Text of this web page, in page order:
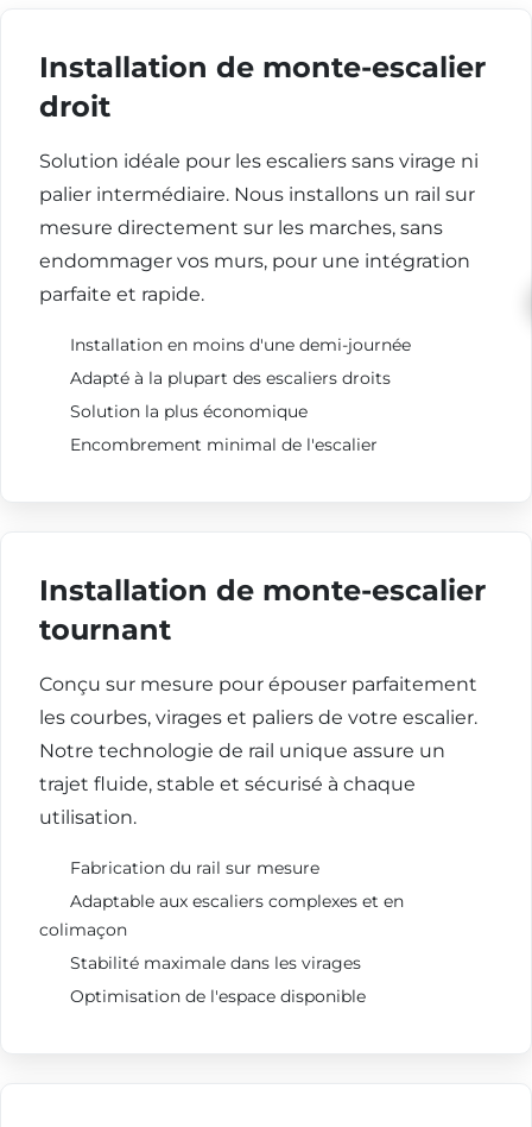
Installation de monte-escalier
droit
Solution idéale pour les escaliers sans virage ni
palier intermédiaire. Nous installons un rail sur
mesure directement sur les marches, sans
endommager vos murs, pour une intégration
parfaite et rapide.
Installation en moins d'une demi-journée
Adapté à la plupart des escaliers droits
Solution la plus économique
Encombrement minimal de l'escalier
Installation de monte-escalier
tournant
Conçu sur mesure pour épouser parfaitement
les courbes, virages et paliers de votre escalier.
Notre technologie de rail unique assure un
trajet fluide, stable et sécurisé à chaque
utilisation.
Fabrication du rail sur mesure
Adaptable aux escaliers complexes et en
colimaçon
Stabilité maximale dans les virages
Optimisation de l'espace disponible